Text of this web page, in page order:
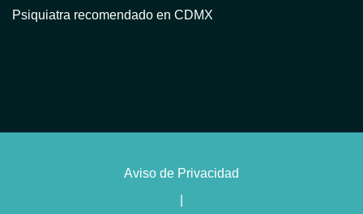
Psiquiatra recomendado en CDMX
Psiquiatra con terapia en CDMX
Aviso de Privacidad